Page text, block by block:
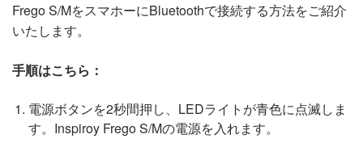
Frego S/MをスマホーにBluetoothで接続する方法をご紹介
いたします。
手順はこちら：
電源ボタンを2秒間押し、LEDライトが青色に点滅しま
す。Inspiroy Frego S/Mの電源を入れます。